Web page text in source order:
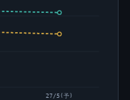
27/5(予)